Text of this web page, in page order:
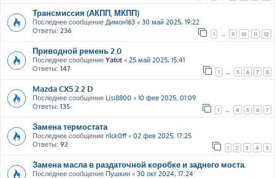
Трансмиссия (АКПП, МКПП)
Последнее сообщение Димон163 « 30 май 2025, 19:22
Ответы: 236 1 9 10 11 12
Приводной ремень 2.0
Последнее сообщение Yatut « 25 май 2025, 15:41
Ответы: 147 1 5 6 7 8
Mazda CX5 2.2 D
Последнее сообщение Lisi8800 « 10 фев 2025, 01:09
Ответы: 135 1 4 5 6 7
Замена термостата
Последнее сообщение n1ck0ff« 02 фев 2025, 17:25
Ответы: 92 1 2 3 4 5
Замена масла в раздаточной коробке и заднего моста.
Последнее сообщение Пушкин « 30 окт 2024, 17:24